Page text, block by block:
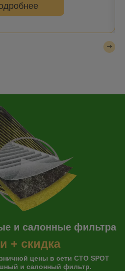
и салонные фильтра
+ скидка
цены в сети СТО SPOT
и салонный фильтр.